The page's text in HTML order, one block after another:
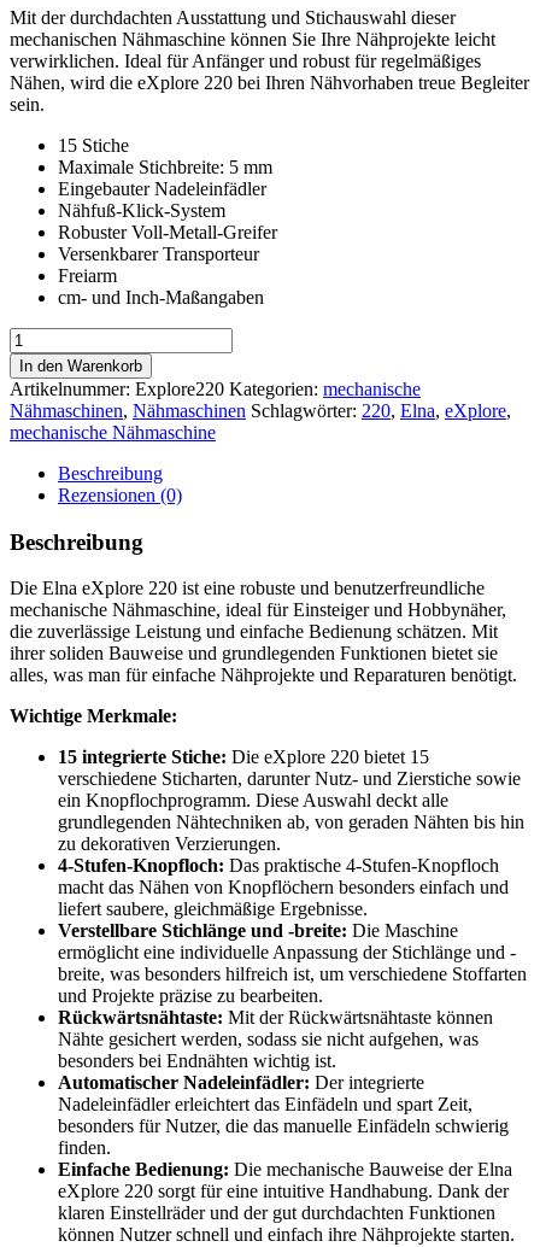
Mit der durchdachten Ausstattung und Stichauswahl dieser
mechanischen Nähmaschine können Sie Ihre Nähprojekte leicht
verwirklichen. Ideal für Anfänger und robust für regelmäßiges
Nähen, wird die eXplore 220 bei Ihren Nähvorhaben treue Begleiter
sein.
15 Stiche
Maximale Stichbreite: 5 mm
Eingebauter Nadeleinfädler
Nähfuß-Klick-System
Robuster Voll-Metall-Greifer
Versenkbarer Transporteur
Freiarm
cm- und Inch-Maßangaben
Elna
eXplore
220
Menge
In den Warenkorb
Artikelnummer: Explore220 Kategorien: mechanische
Nähmaschinen, Nähmaschinen Schlagwörter: 220, Elna, eXplore,
mechanische Nähmaschine
Beschreibung
Rezensionen (0)
Beschreibung
Die Elna eXplore 220 ist eine robuste und benutzerfreundliche
mechanische Nähmaschine, ideal für Einsteiger und Hobbynäher,
die zuverlässige Leistung und einfache Bedienung schätzen. Mit
ihrer soliden Bauweise und grundlegenden Funktionen bietet sie
alles, was man für einfache Nähprojekte und Reparaturen benötigt.
Wichtige Merkmale:
15 integrierte Stiche: Die eXplore 220 bietet 15
verschiedene Sticharten, darunter Nutz- und Zierstiche sowie
ein Knopflochprogramm. Diese Auswahl deckt alle
grundlegenden Nähtechniken ab, von geraden Nähten bis hin
zu dekorativen Verzierungen.
4-Stufen-Knopfloch: Das praktische 4-Stufen-Knopfloch
macht das Nähen von Knopflöchern besonders einfach und
liefert saubere, gleichmäßige Ergebnisse.
Verstellbare Stichlänge und -breite: Die Maschine
ermöglicht eine individuelle Anpassung der Stichlänge und -
breite, was besonders hilfreich ist, um verschiedene Stoffarten
und Projekte präzise zu bearbeiten.
Rückwärtsnähtaste: Mit der Rückwärtsnähtaste können
Nähte gesichert werden, sodass sie nicht aufgehen, was
besonders bei Endnähten wichtig ist.
Automatischer Nadeleinfädler: Der integrierte
Nadeleinfädler erleichtert das Einfädeln und spart Zeit,
besonders für Nutzer, die das manuelle Einfädeln schwierig
finden.
Einfache Bedienung: Die mechanische Bauweise der Elna
eXplore 220 sorgt für eine intuitive Handhabung. Dank der
klaren Einstellräder und der gut durchdachten Funktionen
können Nutzer schnell und einfach ihre Nähprojekte starten.